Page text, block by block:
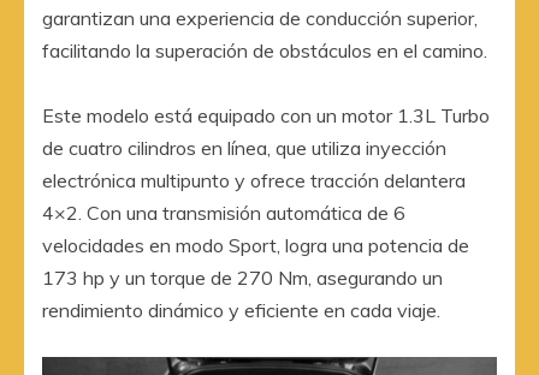
garantizan una experiencia de conducción superior,
facilitando la superación de obstáculos en el camino.
Este modelo está equipado con un motor 1.3L Turbo
de cuatro cilindros en línea, que utiliza inyección
electrónica multipunto y ofrece tracción delantera
4×2. Con una transmisión automática de 6
velocidades en modo Sport, logra una potencia de
173 hp y un torque de 270 Nm, asegurando un
rendimiento dinámico y eficiente en cada viaje.